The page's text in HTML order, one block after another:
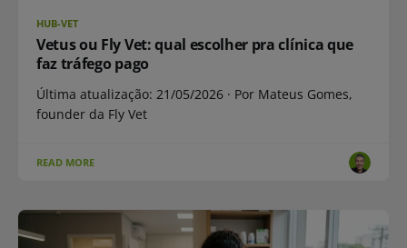
HUB-VET
Vetus ou Fly Vet: qual escolher pra clínica que
faz tráfego pago
Última atualização: 21/05/2026 · Por Mateus Gomes,
founder da Fly Vet
READ MORE